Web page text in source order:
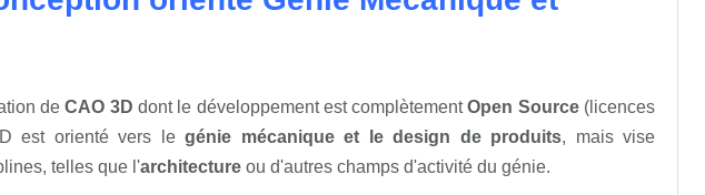
deCAO 3D dont le développement est complètementOpen Source(licences
est orienté vers le génie mécanique et le design de produits, mais vise
telles que l'architecture ou d'autres champs d'activité du génie.